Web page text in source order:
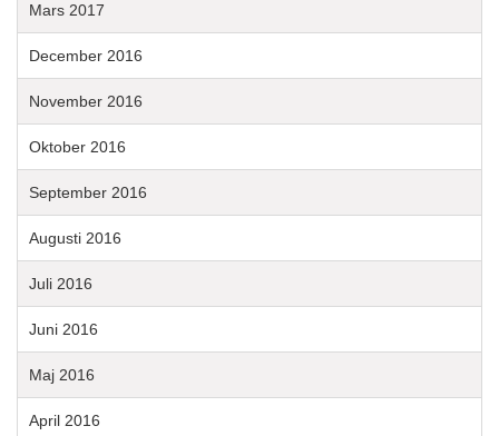
Mars 2017
December 2016
November 2016
Oktober 2016
September 2016
Augusti 2016
Juli 2016
Juni 2016
Maj 2016
April 2016